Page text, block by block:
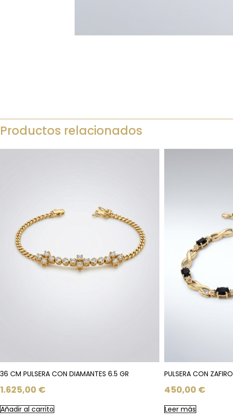
Productos relacionados
36 CM PULSERA CON DIAMANTES 6.5 GR
1.625,00 €
Añadir al carrito
PULSERA CON
450,00 €
Leer más